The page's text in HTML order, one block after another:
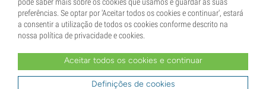
preferências. Se optar por 'Aceitar todos os cookies e continuar', estará
a consentir a utilização de todos os cookies conforme descrito na
nossa política de privacidade e cookies.
Aceitar todos os cookies e continuar
Definições de cookies
* As sementes são vendidas como itens de colecionismo. A germinação das sementes é ilegal em
seu país de residência e que conhece a legislação local. Ao mesmo tempo, isenta a Zamnesia de